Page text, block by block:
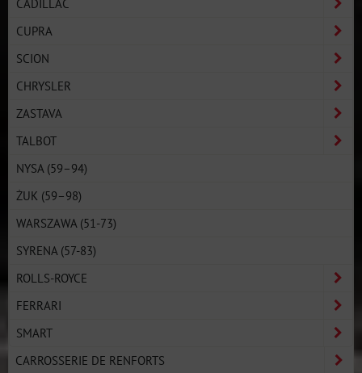
CUPRA
SCION
CHRYSLER
ZASTAVA
TALBOT
NYSA (59–94)
ŻUK (59–98)
WARSZAWA (51-73)
SYRENA (57-83)
ROLLS-ROYCE
FERRARI
SMART
CARROSSERIE DE RENFORTS